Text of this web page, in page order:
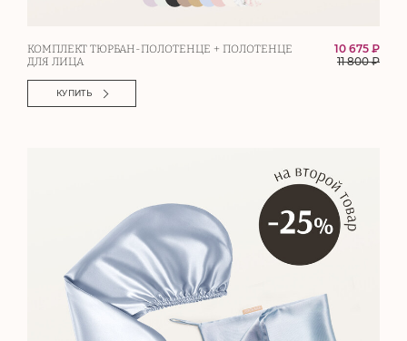
КОМПЛЕКТ ТЮРБАН-ПОЛОТЕНЦЕ + ПОЛОТЕНЦЕ
ДЛЯ ЛИЦА
10 675 ₽
11 800₽
КУПИТЬ